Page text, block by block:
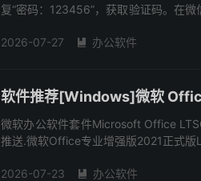
复“密码：123456”，获取验证码。在微
2026-07-27
 办公软件
软件推荐[Windows]微软
微软办公软件套件Microsoft Office
推送.微软Office专业增强版2021正式版
2026-07-23
 办公软件